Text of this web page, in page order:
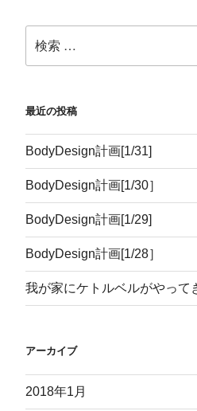
最近の投稿
BodyDesign計画[1/31]
BodyDesign計画[1/30］
BodyDesign計画[1/29]
BodyDesign計画[1/28］
我が家にケトルベルがやって
アーカイブ
2018年1月